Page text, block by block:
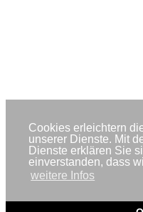
Cookies erleichtern
unserer Dienste. Mit
Dienste erklären Sie
einverstanden, dass
weitere Infos